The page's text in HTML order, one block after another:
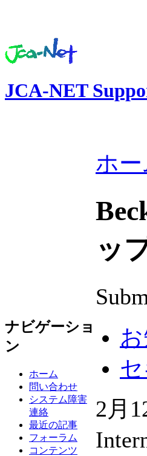
JCA-NET
ナビゲーショ
ン
ホーム
問い合わせ
システム障害
連絡
最近の記事
フォーラム
コンテンツ
ホー
ッ
2月